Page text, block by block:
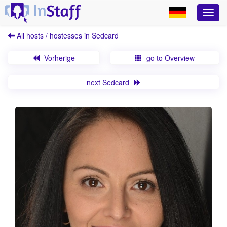
All hosts / hostesses in Sedcard
Vorherige go to Overview
next Sedcard